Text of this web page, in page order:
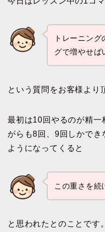
トレーニン
グで増やせば
という質問をお客様より
最初は10回やるのが精一
がらも8回、9回しかでき
ようになってくると
この重さを続
と思われたとのことです。